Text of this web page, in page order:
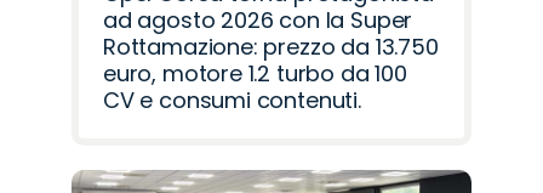
ad agosto 2026 con la Super
Rottamazione: prezzo da 13.750
euro, motore 1.2 turbo da 100
CV e consumi contenuti.